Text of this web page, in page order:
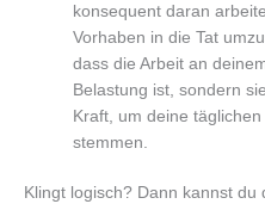
konsequent daran
Vorhaben in die Tat
dass die Arbeit an
Belastung ist, sondern
Kraft, um deine
stemmen.
Klingt logisch? Dann kannst